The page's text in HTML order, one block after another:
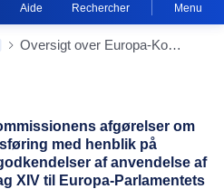
Aide Rechercher Menu
Oversigt over Europa-Kommissionens afgørelser om godkendelser af markedsføring med henblik på anvendelse og/eller om godkendelser af anvendelse af stoffer, der er opført i bilag XIV til Europa-Parlamentets og Rådets forordning (EF) nr. 1907/2006 om registrering, vurdering og godkendelse af samt begrænsninger for kemikalier (REACH) (Offentliggjort i henhold til artikel 64, stk. 9, i forordning (EF) nr. 1907/2006)
Portlet
afgørelser om
med henblik på
af anvendelse af
XIV til Europa-Parlamentets